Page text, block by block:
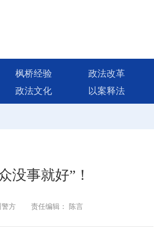
枫桥经验 政法改革
政法文化 以案释法
没事就好”！
警方 责任编辑： 陈言